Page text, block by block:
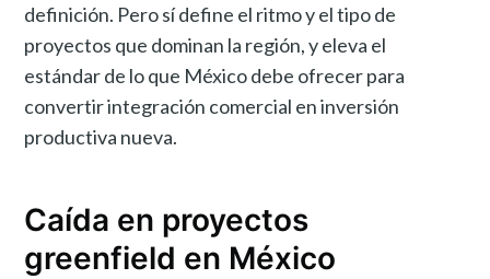
definición. Pero sí define el ritmo y el tipo de
proyectos que dominan la región, y eleva el
estándar de lo que México debe ofrecer para
convertir integración comercial en inversión
productiva nueva.
Caída en proyectos
greenfield en México